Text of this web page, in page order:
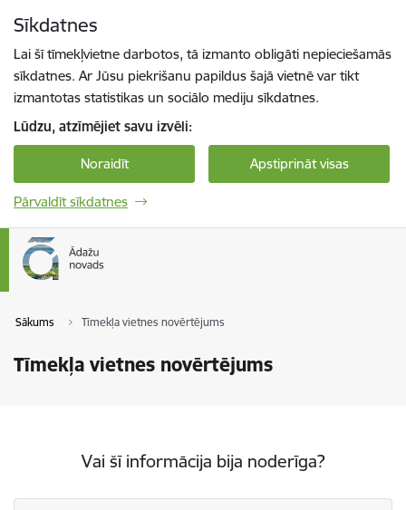
Sīkdatnes
Lai šī tīmekļvietne darbotos, tā izmanto obligāti nepieciešamās
sīkdatnes. Ar Jūsu piekrišanu papildus šajā vietnē var tikt
izmantotas statistikas un sociālo mediju sīkdatnes.
Lūdzu, atzīmējiet savu izvēli:
Noraidīt Apstiprināt visas
Pārvaldīt sīkdatnes
Sākums Tīmekļa vietnes novērtējums
Tīmekļa vietnes novērtējums
Vai šī informācija bija noderīga?